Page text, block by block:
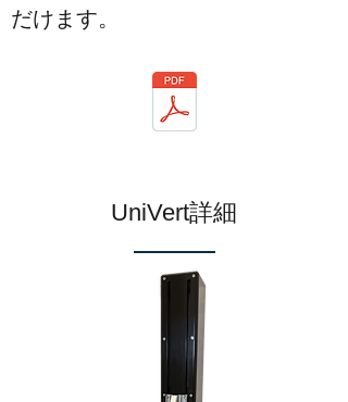
だけます。
​UniVert詳細